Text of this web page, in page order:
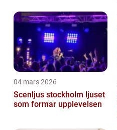
04 mars 2026
Scenljus stockholm ljuset
som formar upplevelsen